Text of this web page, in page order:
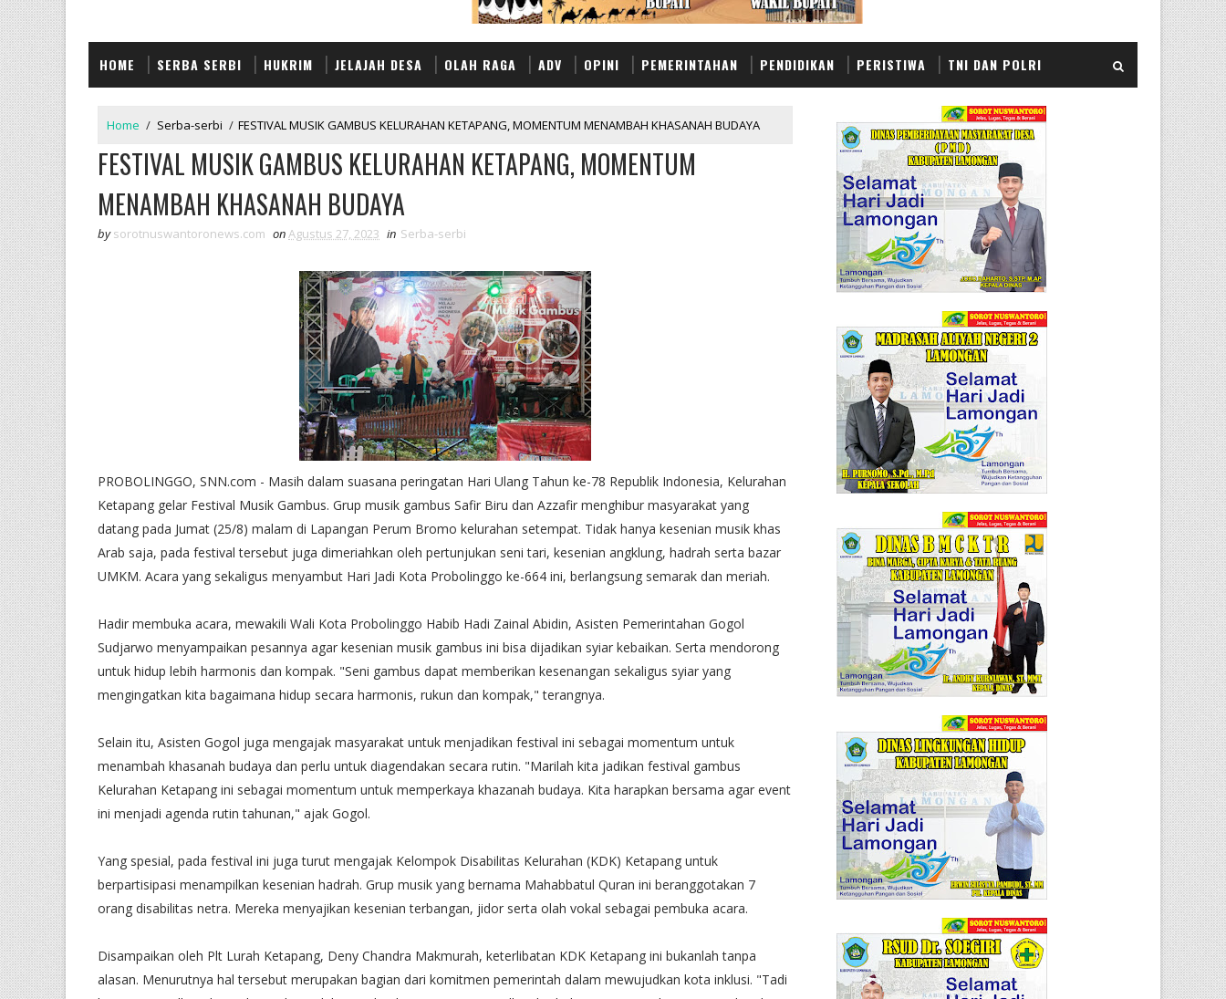
HOME SERBA SERBI HUKRIM JELAJAH DESA OLAH RAGA ADV OPINI PEMERINTAHAN PENDIDIKAN PERISTIWA TNI DAN POLRI
Home / Serba-serbi / FESTIVAL MUSIK GAMBUS KELURAHAN KETAPANG, MOMENTUM MENAMBAH KHASANAH BUDAYA
FESTIVAL MUSIK GAMBUS KELURAHAN KETAPANG, MOMENTUM
MENAMBAH KHASANAH BUDAYA
by sorotnuswantoronews.com onAgustus 27, 2023 in Serba-serbi
PROBOLINGGO, SNN.com - Masih dalam suasana peringatan Hari Ulang Tahun ke-78 Republik Indonesia, Kelurahan
Ketapang gelar Festival Musik Gambus. Grup musik gambus Safir Biru dan Azzafir menghibur masyarakat yang
datang pada Jumat (25/8) malam di Lapangan Perum Bromo kelurahan setempat. Tidak hanya kesenian musik khas
Arab saja, pada festival tersebut juga dimeriahkan oleh pertunjukan seni tari, kesenian angklung, hadrah serta bazar
UMKM. Acara yang sekaligus menyambut Hari Jadi Kota Probolinggo ke-664 ini, berlangsung semarak dan meriah.
Hadir membuka acara, mewakili Wali Kota Probolinggo Habib Hadi Zainal Abidin, Asisten Pemerintahan Gogol
Sudjarwo menyampaikan pesannya agar kesenian musik gambus ini bisa dijadikan syiar kebaikan. Serta mendorong
untuk hidup lebih harmonis dan kompak. "Seni gambus dapat memberikan kesenangan sekaligus syiar yang
mengingatkan kita bagaimana hidup secara harmonis, rukun dan kompak," terangnya.
Selain itu, Asisten Gogol juga mengajak masyarakat untuk menjadikan festival ini sebagai momentum untuk
menambah khasanah budaya dan perlu untuk diagendakan secara rutin. "Marilah kita jadikan festival gambus
Kelurahan Ketapang ini sebagai momentum untuk memperkaya khazanah budaya. Kita harapkan bersama agar event
ini menjadi agenda rutin tahunan," ajak Gogol.
Yang spesial, pada festival ini juga turut mengajak Kelompok Disabilitas Kelurahan (KDK) Ketapang untuk
berpartisipasi menampilkan kesenian hadrah. Grup musik yang bernama Mahabbatul Quran ini beranggotakan 7
orang disabilitas netra. Mereka menyajikan kesenian terbangan, jidor serta olah vokal sebagai pembuka acara.
Disampaikan oleh Plt Lurah Ketapang, Deny Chandra Makmurah, keterlibatan KDK Ketapang ini bukanlah tanpa
alasan. Menurutnya hal tersebut merupakan bagian dari komitmen pemerintah dalam mewujudkan kota inklusi. "Tadi